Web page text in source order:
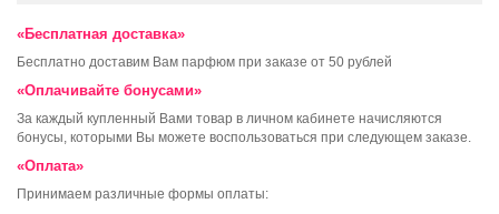
«Бесплатная доставка»
Бесплатно доставим Вам парфюм при заказе от 50 рублей
«Оплачивайте бонусами»
За каждый купленный Вами товар в личном кабинете начисляются
бонусы, которыми Вы можете воспользоваться при следующем заказе.
«Оплата»
Принимаем различные формы оплаты: